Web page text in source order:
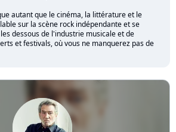
autant que le cinéma, la littérature et le
sur la scène rock indépendante et se
dessous de l'industrie musicale et de
et festivals, où vous ne manquerez pas de